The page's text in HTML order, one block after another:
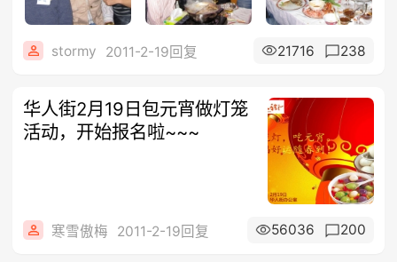
stormy 2011-2-19回复 21716 238
华人街2月19日包元宵做灯笼
活动，开始报名啦~~~
寒雪傲梅 2011-2-19回复 56036 200